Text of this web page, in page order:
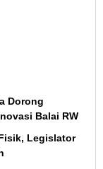
Dorong
Balai RW
Legislator